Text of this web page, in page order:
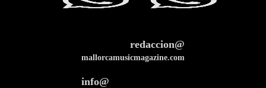
redaccion@
mallorcamusicmagazine.com
info@